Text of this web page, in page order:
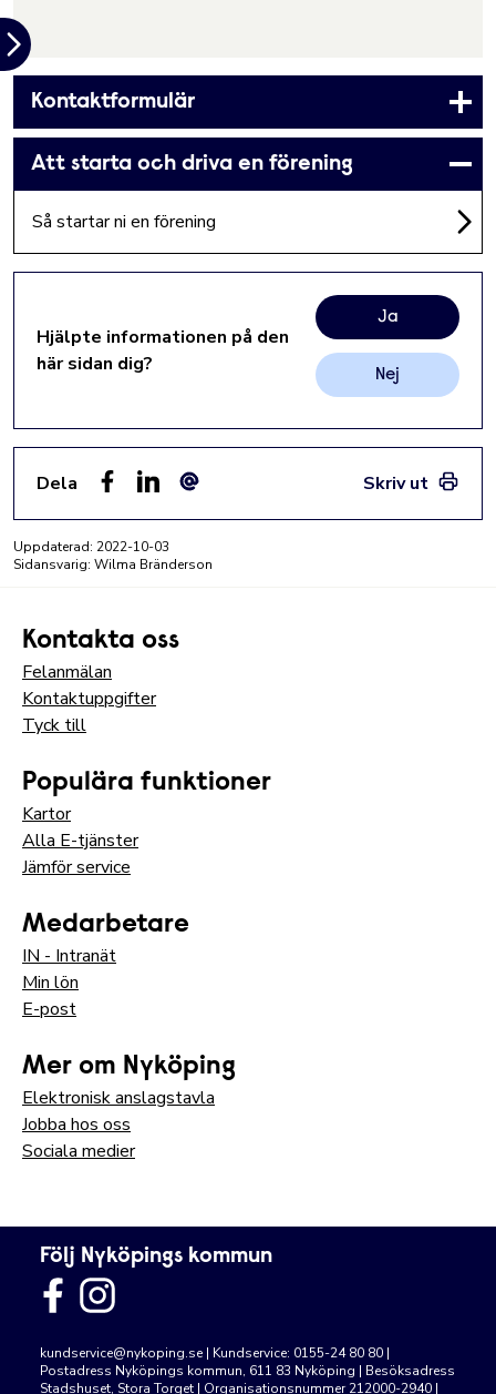
Kontaktformulär
Att starta och driva en förening
Så startar ni en förening
Hjälpte informationen på den
här sidan dig?
Ja
Nej
Dela
Skriv ut
Uppdaterad: 2022-10-03
Sidansvarig: Wilma Bränderson
Kontakta oss
Felanmälan
Kontaktuppgifter
Tyck till
Populära funktioner
Kartor
Alla E-tjänster
Jämför service
Medarbetare
IN - Intranät
Min lön
E-post
Mer om Nyköping
Elektronisk anslagstavla
Jobba hos oss
Sociala medier
Följ Nyköpings kommun
kundservice@nykoping.se | Kundservice: 0155-24 80 80 |
Postadress Nyköpings kommun, 611 83 Nyköping | Besöksadress
Stadshuset, Stora Torget | Organisationsnummer 212000-2940 |